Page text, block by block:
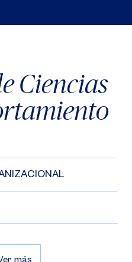
Ciencias
más